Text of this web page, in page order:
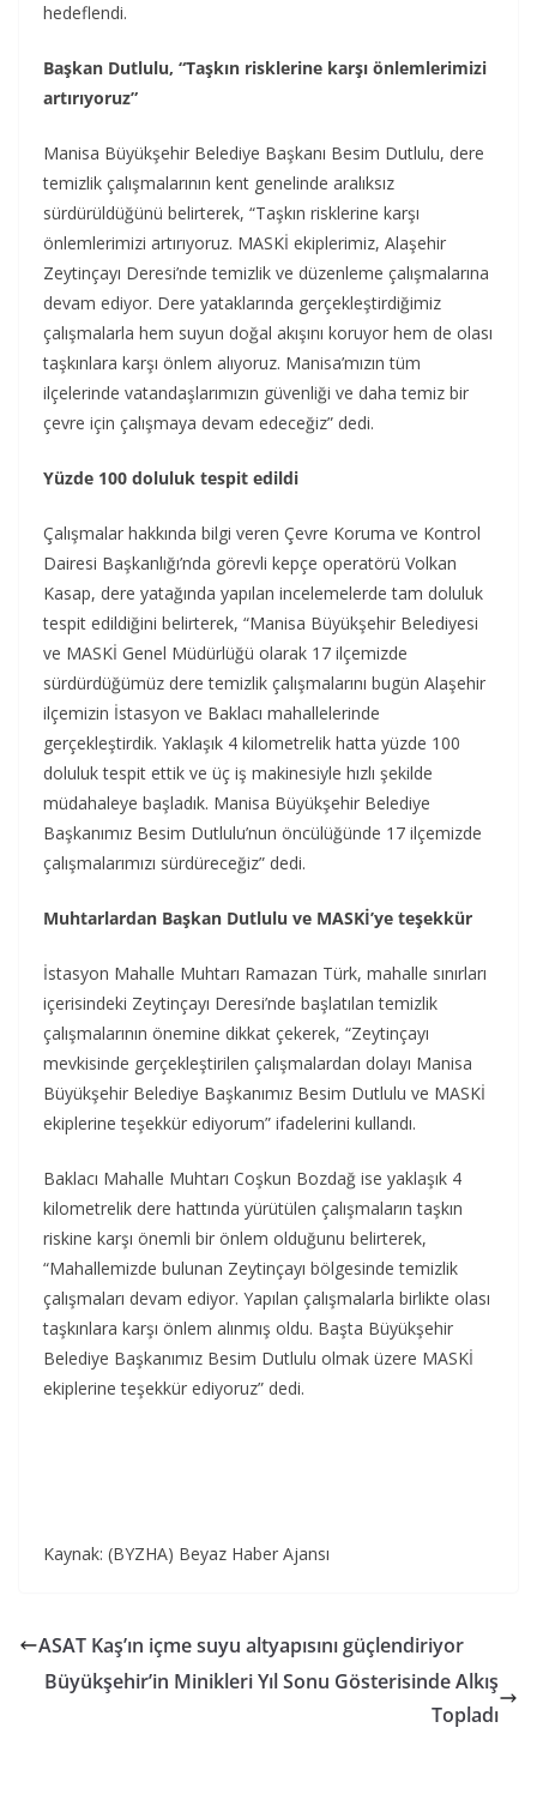
hedeflendi.
Başkan Dutlulu, “Taşkın risklerine karşı önlemlerimizi
artırıyoruz”
Manisa Büyükşehir Belediye Başkanı Besim Dutlulu, dere
temizlik çalışmalarının kent genelinde aralıksız
sürdürüldüğünü belirterek, “Taşkın risklerine karşı
önlemlerimizi artırıyoruz. MASKİ ekiplerimiz, Alaşehir
Zeytinçayı Deresi’nde temizlik ve düzenleme çalışmalarına
devam ediyor. Dere yataklarında gerçekleştirdiğimiz
çalışmalarla hem suyun doğal akışını koruyor hem de olası
taşkınlara karşı önlem alıyoruz. Manisa’mızın tüm
ilçelerinde vatandaşlarımızın güvenliği ve daha temiz bir
çevre için çalışmaya devam edeceğiz” dedi.
Yüzde 100 doluluk tespit edildi
Çalışmalar hakkında bilgi veren Çevre Koruma ve Kontrol
Dairesi Başkanlığı’nda görevli kepçe operatörü Volkan
Kasap, dere yatağında yapılan incelemelerde tam doluluk
tespit edildiğini belirterek, “Manisa Büyükşehir Belediyesi
ve MASKİ Genel Müdürlüğü olarak 17 ilçemizde
sürdürdüğümüz dere temizlik çalışmalarını bugün Alaşehir
ilçemizin İstasyon ve Baklacı mahallelerinde
gerçekleştirdik. Yaklaşık 4 kilometrelik hatta yüzde 100
doluluk tespit ettik ve üç iş makinesiyle hızlı şekilde
müdahaleye başladık. Manisa Büyükşehir Belediye
Başkanımız Besim Dutlulu’nun öncülüğünde 17 ilçemizde
çalışmalarımızı sürdüreceğiz” dedi.
Muhtarlardan Başkan Dutlulu ve MASKİ’ye teşekkür
İstasyon Mahalle Muhtarı Ramazan Türk, mahalle sınırları
içerisindeki Zeytinçayı Deresi’nde başlatılan temizlik
çalışmalarının önemine dikkat çekerek, “Zeytinçayı
mevkisinde gerçekleştirilen çalışmalardan dolayı Manisa
Büyükşehir Belediye Başkanımız Besim Dutlulu ve MASKİ
ekiplerine teşekkür ediyorum” ifadelerini kullandı.
Baklacı Mahalle Muhtarı Coşkun Bozdağ ise yaklaşık 4
kilometrelik dere hattında yürütülen çalışmaların taşkın
riskine karşı önemli bir önlem olduğunu belirterek,
“Mahallemizde bulunan Zeytinçayı bölgesinde temizlik
çalışmaları devam ediyor. Yapılan çalışmalarla birlikte olası
taşkınlara karşı önlem alınmış oldu. Başta Büyükşehir
Belediye Başkanımız Besim Dutlulu olmak üzere MASKİ
ekiplerine teşekkür ediyoruz” dedi.
Kaynak: (BYZHA) Beyaz Haber Ajansı
ASAT Kaş’ın içme suyu altyapısını güçlendiriyor
Büyükşehir’in Minikleri Yıl Sonu Gösterisinde Alkış
Topladı